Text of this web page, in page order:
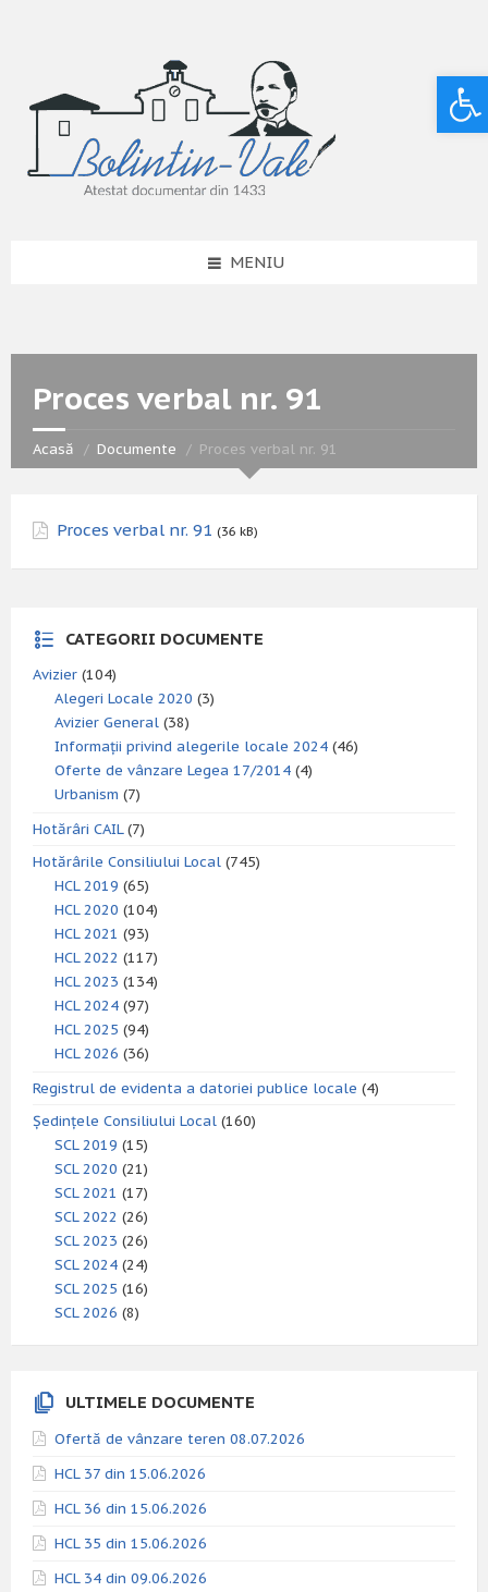
MENIU
Proces verbal nr. 91
Acasă Documente Proces verbal nr. 91
Proces verbal nr. 91 (36 kB)
CATEGORII DOCUMENTE
Avizier (104)
Alegeri Locale 2020 (3)
Avizier General (38)
Informații privind alegerile locale 2024 (46)
Oferte de vânzare Legea 17/2014 (4)
Urbanism (7)
Hotărâri CAIL(7)
Hotărârile Consiliului Local (745)
HCL 2019 (65)
HCL 2020 (104)
HCL 2021 (93)
HCL 2022 (117)
HCL 2023 (134)
HCL 2024 (97)
HCL 2025 (94)
HCL 2026 (36)
Registrul de evidenta a datoriei publice locale (4)
Ședințele Consiliului Local (160)
SCL 2019 (15)
SCL 2020 (21)
SCL 2021 (17)
SCL 2022 (26)
SCL 2023 (26)
SCL 2024 (24)
SCL 2025 (16)
SCL 2026 (8)
ULTIMELE DOCUMENTE
Ofertă de vânzare teren 08.07.2026
HCL 37 din 15.06.2026
HCL 36 din 15.06.2026
HCL 35 din 15.06.2026
HCL 34 din 09.06.2026
Deschide bara de unelte